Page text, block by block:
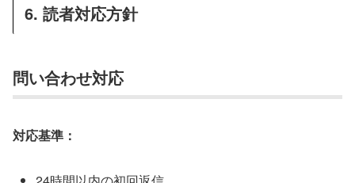
6. 読者対応方針
問い合わせ対応
対応基準：